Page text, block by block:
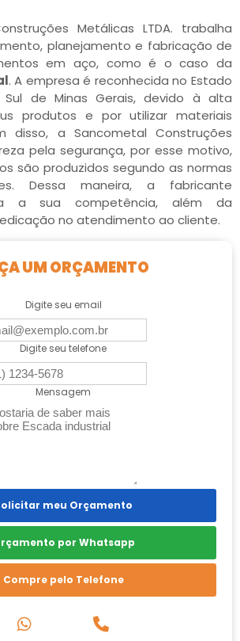
Metálicas LTDA. trabalha
planejamento e fabricação de
em aço, como é o caso da
. A empresa é reconhecida no Estado
de Minas Gerais, devido à alta
produtos e por utilizar materiais
disso, a Sancometal Construções
pela segurança, por esse motivo,
são produzidos segundo as normas
Dessa maneira, a fabricante
a sua competência, além da
no atendimento ao cliente.
UM ORÇAMENTO
Digite seu email
Digite seu telefone
Mensagem
meu Orçamento
por Whatsapp
Compre pelo Telefone